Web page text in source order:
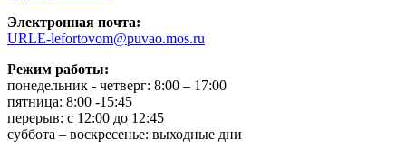
Электронная почта:
URLE-lefortovom@puvao.mos.ru
Режим работы:
понедельник - четверг: 8:00 – 17:00
пятница: 8:00 -15:45
перерыв: с 12:00 до 12:45
суббота – воскресенье: выходные дни